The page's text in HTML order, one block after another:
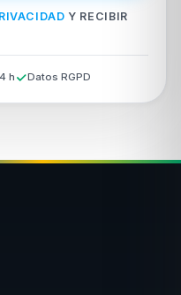
Y RECIBIR
h Datos RGPD